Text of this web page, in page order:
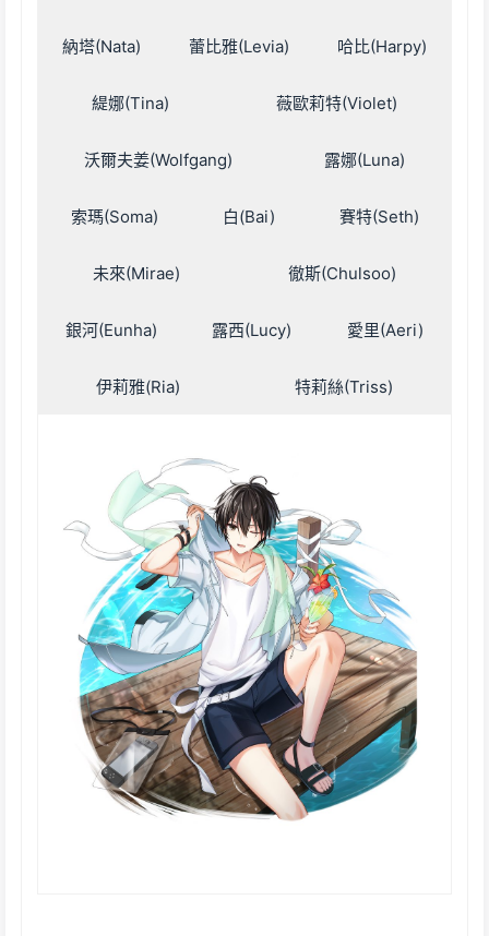
納塔(Nata) 蕾比雅(Levia) 哈比(Harpy)
緹娜(Tina) 薇歐莉特(Violet)
沃爾夫姜(Wolfgang) 露娜(Luna)
索瑪(Soma) 白(Bai) 賽特(Seth)
未來(Mirae) 徹斯(Chulsoo)
銀河(Eunha) 露西(Lucy) 愛里(Aeri)
伊莉雅(Ria) 特莉絲(Triss)